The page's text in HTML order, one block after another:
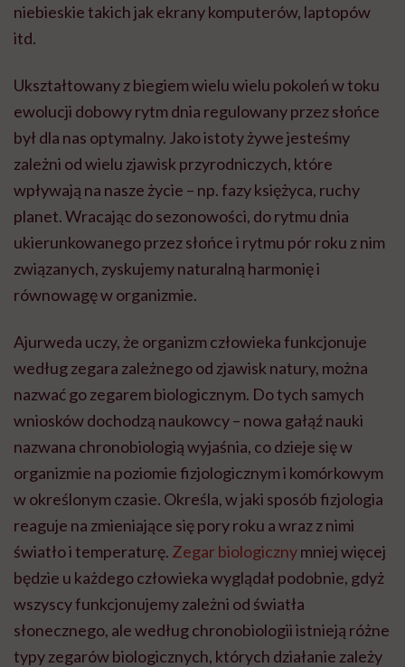
niebieskie takich jak ekrany komputerów, laptopów
itd.
Ukształtowany z biegiem wielu wielu pokoleń w toku
ewolucji dobowy rytm dnia regulowany przez słońce
był dla nas optymalny. Jako istoty żywe jesteśmy
zależni od wielu zjawisk przyrodniczych, które
wpływają na nasze życie – np. fazy księżyca, ruchy
planet. Wracając do sezonowości, do rytmu dnia
ukierunkowanego przez słońce i rytmu pór roku z nim
związanych, zyskujemy naturalną harmonię i
równowagę w organizmie.
Ajurweda uczy, że organizm człowieka funkcjonuje
według zegara zależnego od zjawisk natury, można
nazwać go zegarem biologicznym. Do tych samych
wniosków dochodzą naukowcy – nowa gałąź nauki
nazwana chronobiologią wyjaśnia, co dzieje się w
organizmie na poziomie fizjologicznym i komórkowym
w określonym czasie. Określa, w jaki sposób fizjologia
reaguje na zmieniające się pory roku a wraz z nimi
światło i temperaturę. Zegar biologicznymniej więcej
będzie u każdego człowieka wyglądał podobnie, gdyż
wszyscy funkcjonujemy zależni od światła
słonecznego, ale według chronobiologii istnieją różne
typy zegarów biologicznych, których działanie zależy